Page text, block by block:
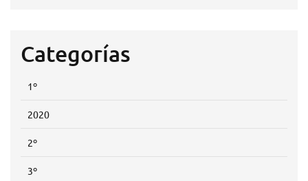
Categorías
1º
2020
2º
3º